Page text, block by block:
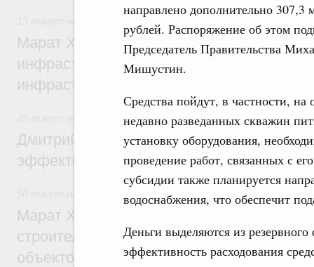
направлено дополнительно 307,3
рублей. Распоряжение об этом
Председатель Правительства
Мишустин.
Средства пойдут, в частности, на
недавно разведанных скважин
установку оборудования,
проведение работ, связанных с
субсидии также планируется
водоснабжения, что обеспечит
Деньги выделяются из
эффективность расходования
Бюджеты субъектов Федерации.
Марат Хуснуллин: 15 объектов
инфраструктуры построили и обновили
инфраструктурным кредитам
Развитие сельских территорий
Дмитрий Патрушев: Синхронизация
эффективность поддержки сельских
Экономика городов. Городская среда
Марат Хуснуллин: «Единый заказчик»
строительство и реконструкцию более
объектов